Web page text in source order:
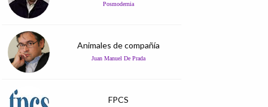
Posmodernia
Animales de compañía
Juan Manuel De Prada
FPCS